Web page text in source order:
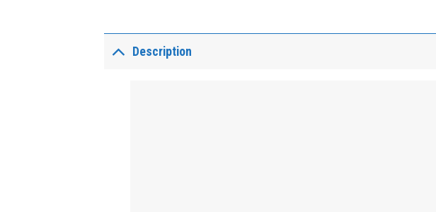
Description